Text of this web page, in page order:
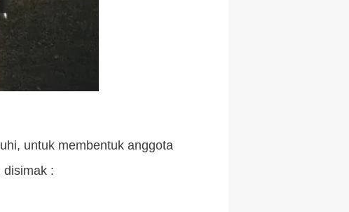
untuk membentuk anggota
disimak :